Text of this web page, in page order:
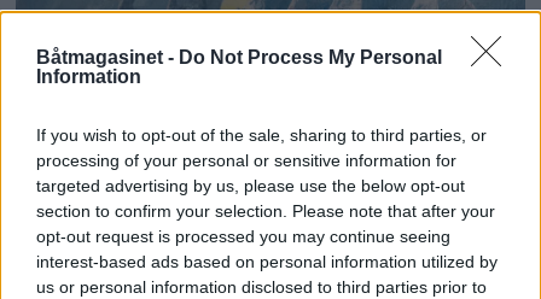
Båtmagasinet - Do Not Process My Personal
Information
If you wish to opt-out of the sale, sharing to third parties, or
processing of your personal or sensitive information for
targeted advertising by us, please use the below opt-out
section to confirm your selection. Please note that after your
opt-out request is processed you may continue seeing
interest-based ads based on personal information utilized by
us or personal information disclosed to third parties prior to
PLUS